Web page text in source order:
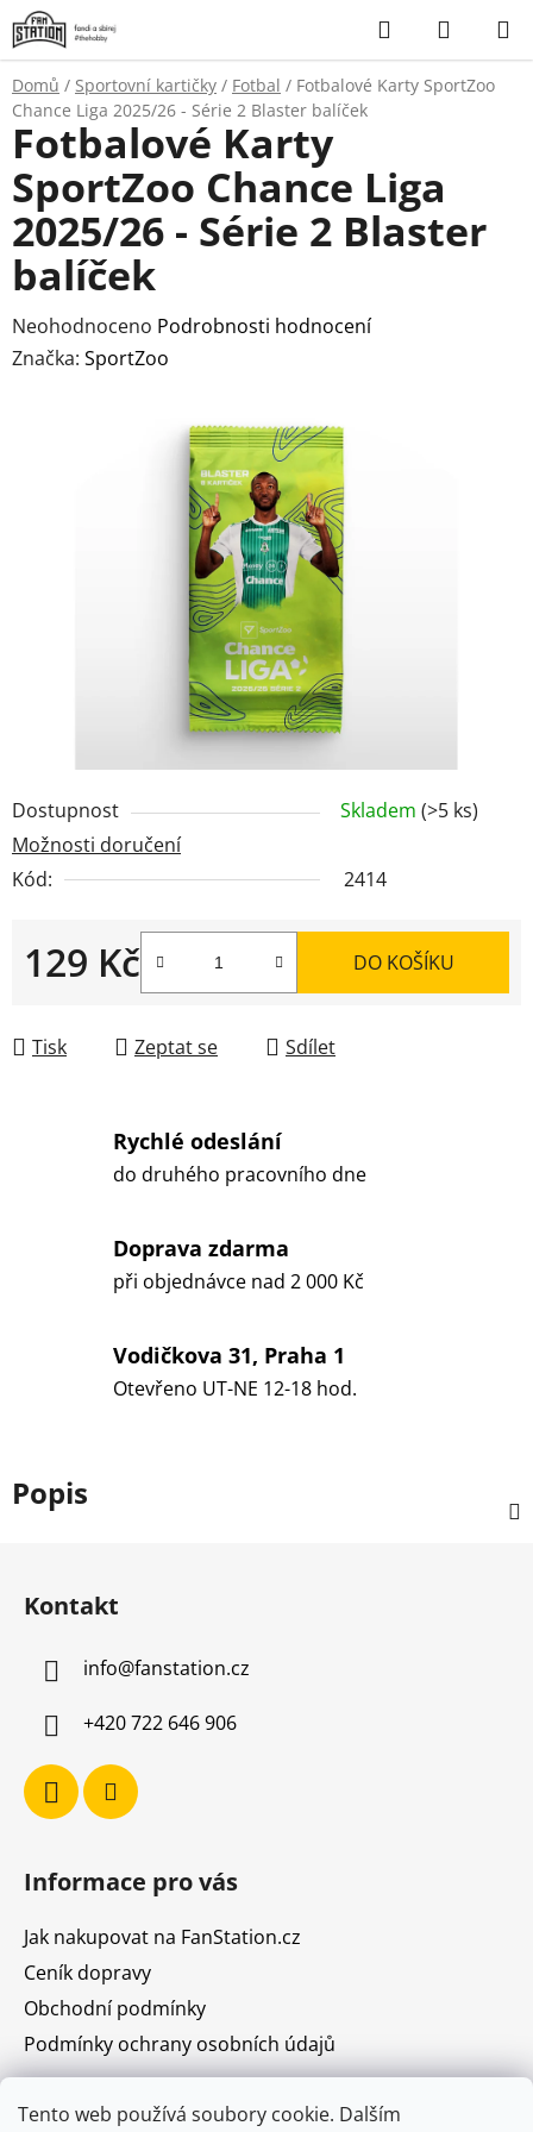
Tento web používá soubory cookie. Dalším
Přejít
na
obsah
Hledat
KOŠÍK
Domů / Sportovní kartičky / Fotbal / Fotbalové Karty SportZoo
Chance Liga 2025/26 - Série 2 Blaster balíček
Dostupnost Skladem (>5 ks)
Možnosti doručení
Kód:
2414
129 Kč DO KOŠÍKU
Tisk Zeptat se Sdílet
Fotbalové Karty
SportZoo Chance Liga
2025/26 - Série 2 Blaster
balíček
Průměrné
hodnocení
Neohodnoceno Podrobnosti hodnocení
Značka: SportZoo
Rychlé odeslání
do druhého pracovního dne
Doprava zdarma
při objednávce nad 2 000 Kč
Vodičkova 31, Praha 1
Otevřeno UT-NE 12-18 hod.
Popis
Kontakt
info@fanstation.cz
+420 722 646 906
Informace pro vás
Jak nakupovat na FanStation.cz
Ceník dopravy
Obchodní podmínky
Podmínky ochrany osobních údajů